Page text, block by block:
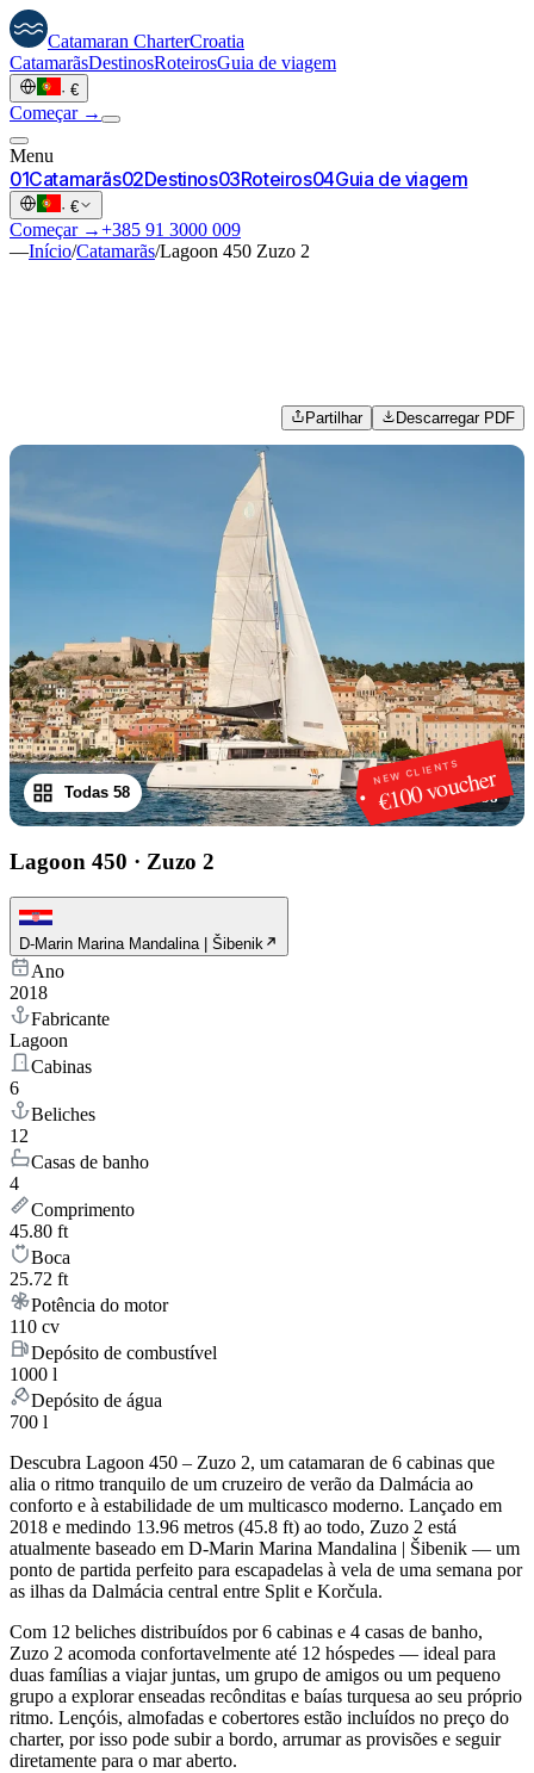
Catamaran CharterCroatia
CatamarãsDestinosRoteirosGuia de viagem
· €
Começar →
Menu
01Catamarãs02Destinos03Roteiros04Guia de viagem
· €
Começar →+385 91 3000 009
—Início/Catamarãs/Lagoon 450 Zuzo 2
Partilhar Descarregar PDF
NEW CLIENTS
€100 voucher
1/58
Todas 58
Lagoon 450 · Zuzo 2
D-Marin Marina Mandalina | Šibenik
Ano
2018
Fabricante
Lagoon
Cabinas
6
Beliches
12
Casas de banho
4
Comprimento
45.80 ft
Boca
25.72 ft
Potência do motor
110 cv
Depósito de combustível
1000 l
Depósito de água
700 l
Descubra Lagoon 450 – Zuzo 2, um catamaran de 6 cabinas que
alia o ritmo tranquilo de um cruzeiro de verão da Dalmácia ao
conforto e à estabilidade de um multicasco moderno. Lançado em
2018 e medindo 13.96 metros (45.8 ft) ao todo, Zuzo 2 está
atualmente baseado em D-Marin Marina Mandalina | Šibenik — um
ponto de partida perfeito para escapadelas à vela de uma semana por
as ilhas da Dalmácia central entre Split e Korčula.
Com 12 beliches distribuídos por 6 cabinas e 4 casas de banho,
Zuzo 2 acomoda confortavelmente até 12 hóspedes — ideal para
duas famílias a viajar juntas, um grupo de amigos ou um pequeno
grupo a explorar enseadas recônditas e baías turquesa ao seu próprio
ritmo. Lençóis, almofadas e cobertores estão incluídos no preço do
charter, por isso pode subir a bordo, arrumar as provisões e seguir
diretamente para o mar aberto.